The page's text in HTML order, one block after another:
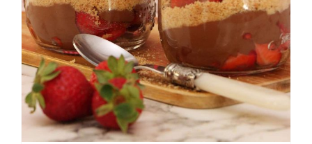
Strawberry cups